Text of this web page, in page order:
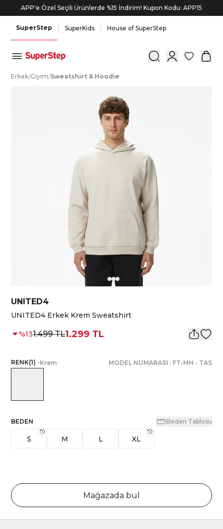
APP'e Özel Seçili Ürünlerde %15 İndirim! Kupon Kodu: APP15
SuperStep SuperKids House of SuperStep
0
Erkek/Giyim/Sweatshirt & Hoodie
UNITED4
UNITED4 Erkek Krem Sweatshirt
%131.499 TL1.299 TL
RENK(1) •Krem MODEL NUMARASI : FT-MH - TAS
BEDEN Beden Tablosu
S M L XL
Mağazada bul